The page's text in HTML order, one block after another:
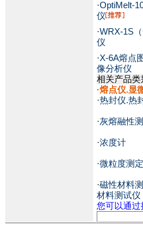
·OptiMelt-
仪
·WRX-1S
仪
·X-6A熔点
像分析仪
相关产品类
·熔点仪.显
·热封仪.热
·灰熔融性
·浓度计
·微粒度测
·磁性材料
材料测试仪
您可以通过